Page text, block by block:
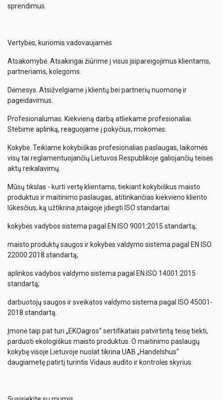
sprendimus.
Vertybės, kuriomis vadovaujamės
Atsakomybė. Atsakingai žiūrime į visus įsipareigojimus klientams,
partneriams, kolegoms.
Dėmesys. Atsižvelgiame į klientų bei partnerių nuomonę ir
pageidavimus.
Profesionalumas. Kiekvieną darbą atliekame profesionaliai.
Stebime aplinką, reaguojame į pokyčius, mokomės.
Kokybė. Teikiame kokybiškas profesionalias paslaugas, laikomės
visų tai reglamentuojančių Lietuvos Respublikoje galiojančių teisės
aktų reikalavimų.
Mūsų tikslas - kurti vertę klientams, tiekiant kokybiškus maisto
produktus ir maitinimo paslaugas, atitinkančias kiekvieno kliento
lūkesčius, ką užtikrina įstaigoje įdiegti ISO standartai:
kokybės vadybos sistema pagal EN ISO 9001:2015 standartą;
maisto produktų saugos ir kokybės valdymo sistema pagal EN ISO
22000:2018 standartą;
aplinkos vadybos valdymo sistema pagal EN ISO 14001:2015
standartą;
darbuotojų saugos ir sveikatos valdymo sistema pagal ISO 45001-
2018 standartą.
Įmonė taip pat turi „EKOagros“ sertifikatais patvirtintą teisę tiekti,
parduoti ekologiškus maisto produktus. O maitinimo paslaugų
kokybę visoje Lietuvoje nuolat tikrina UAB „Handelshus“
daugiametę patirtį turintis Vidaus audito ir kontrolės skyrius.